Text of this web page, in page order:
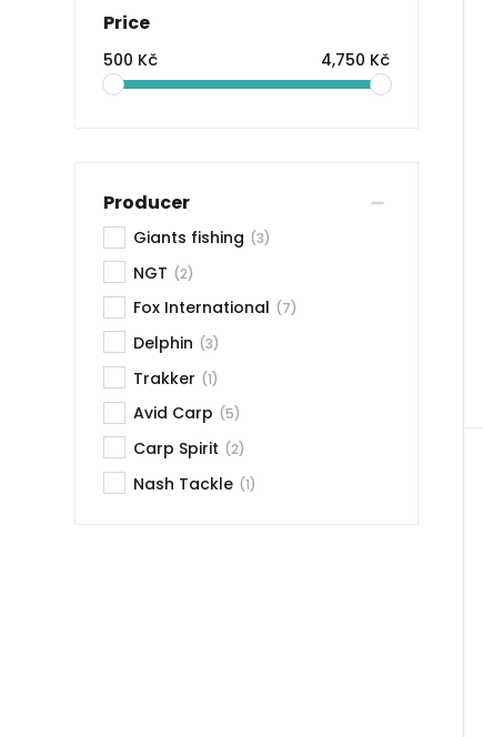
Price
500 Kč 4,750 Kč
Producer
Giants fishing (3)
NGT (2)
Fox International (7)
Delphin (3)
Trakker (1)
Avid Carp (5)
Carp Spirit (2)
Nash Tackle (1)